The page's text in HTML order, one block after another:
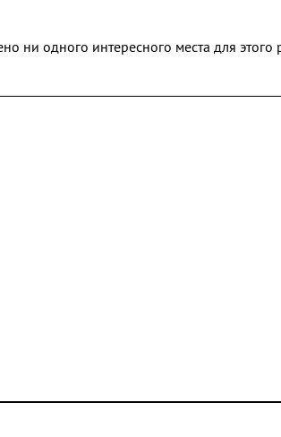
ни одного интересного места для этого